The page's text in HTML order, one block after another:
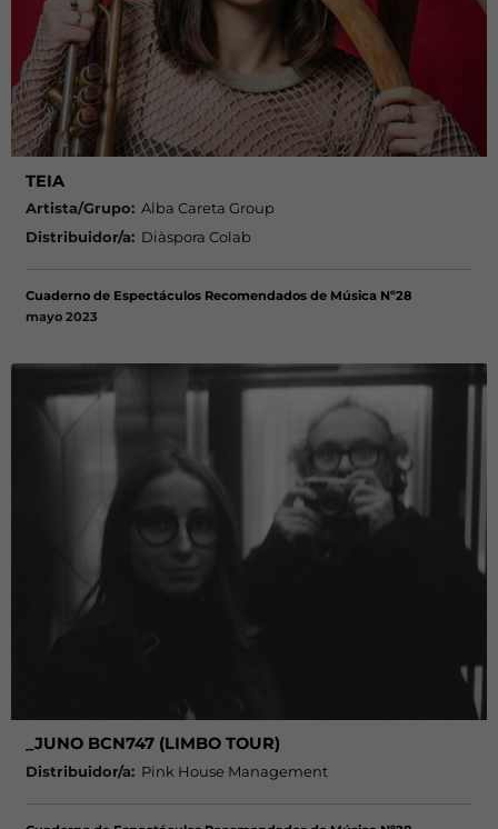
TEIA
Artista/Grupo: Alba Careta Group
Distribuidor/a: Diàspora Colab
Cuaderno de Espectáculos Recomendados de Música Nº28
mayo 2023
_JUNO BCN747 (LIMBO TOUR)
Distribuidor/a: Pink House Management